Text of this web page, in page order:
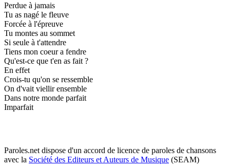
Perdue à jamais
Tu as nagé le fleuve
Forcée à l'épreuve
Tu montes au sommet
Si seule à t'attendre
Tiens mon coeur a fendre
Qu'est-ce que t'en as fait ?
En effet
Crois-tu qu'on se ressemble
On d'vait viellir ensemble
Dans notre monde parfait
Imparfait
Paroles.net dispose d'un accord de licence de paroles de chansons
avec la Société des Editeurs et Auteurs de Musique (SEAM)